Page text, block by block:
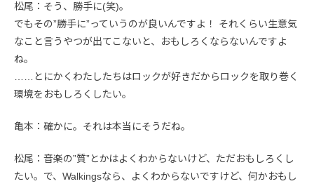
松尾：そう、勝手に(笑)。
でもその”勝手に”っていうのが良いんですよ！ それくらい生意気
なこと言うやつが出てこないと、おもしろくならないんですよ
ね。
……とにかくわたしたちはロックが好きだからロックを取り巻く
環境をおもしろくしたい。
亀本：確かに。それは本当にそうだね。
松尾：音楽の”質”とかはよくわからないけど、ただおもしろくし
たい。で、Walkingsなら、よくわからないですけど、何かおもし